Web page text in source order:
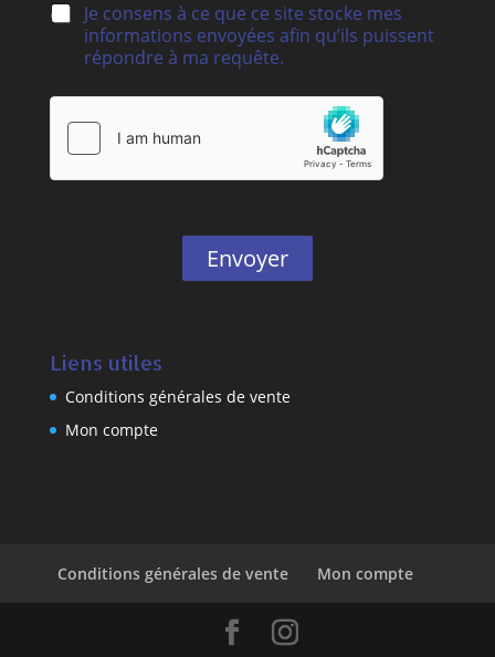
Je consens à ce que ce site stocke mes
informations envoyées afin qu’ils puissent
répondre à ma requête.
Envoyer
Liens utiles
Conditions générales de vente
Mon compte
Conditions générales de vente Mon compte